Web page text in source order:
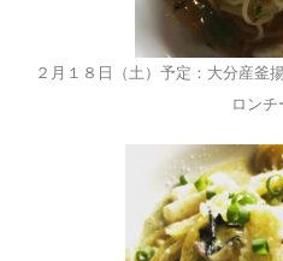
２月１８日（土）予定：大分産釜
ロンチ